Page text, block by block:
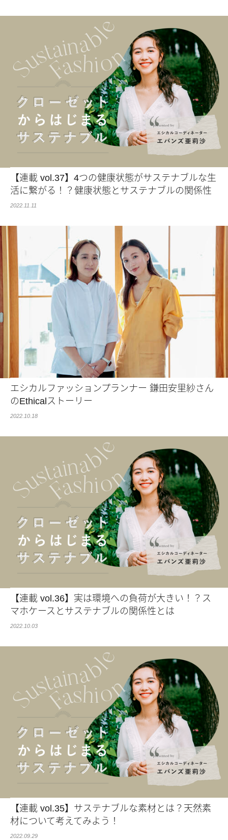
【連載 vol.37】4つの健康状態がサステナブルな生
活に繋がる！？健康状態とサステナブルの関係性
2022.11.11
エシカルファッションプランナー 鎌田安里紗さん
のEthicalストーリー
2022.10.18
【連載 vol.36】実は環境への負荷が大きい！？ス
マホケースとサステナブルの関係性とは
2022.10.03
【連載 vol.35】サステナブルな素材とは？天然素
材について考えてみよう！
2022.09.29